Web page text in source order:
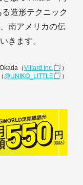
造形テクニック
南アメリカの伝
きます。
（Villard Inc.
）
@UNIKO_LITTLE ）